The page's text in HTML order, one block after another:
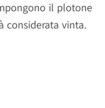
il plotone
considerata vinta.